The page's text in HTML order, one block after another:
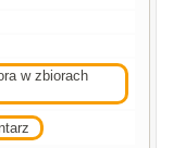
w zbiorach